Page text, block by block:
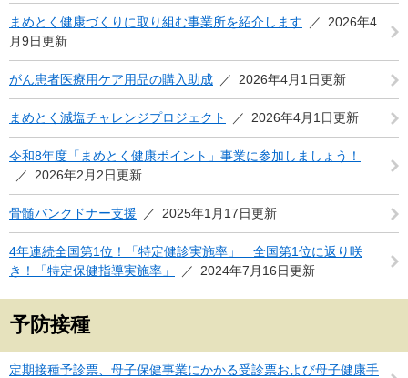
まめとく健康づくりに取り組む事業所を紹介します
2026年4
月9日更新
がん患者医療用ケア用品の購入助成 2026年4月1日更新
まめとく減塩チャレンジプロジェクト 2026年4月1日更新
令和8年度「まめとく健康ポイント」事業に参加しましょう！
2026年2月2日更新
骨髄バンクドナー支援 2025年1月17日更新
4年連続全国第1位！「特定健診実施率」 全国第1位に返り咲
き！「特定保健指導実施率」
2024年7月16日更新
予防接種
定期接種予診票、母子保健事業にかかる受診票および母子健康手